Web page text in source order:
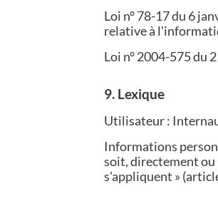
Loi n° 78-17 du 6
relative à
Loi n° 2004-575 du
9. Lexique
Utilisateur :
Informations
soit, directement ou
s'appliquent »